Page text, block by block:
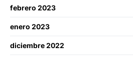
febrero 2023
enero 2023
diciembre 2022